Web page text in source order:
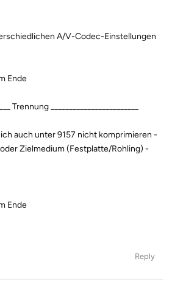
A/V-Codec-Einstellungen
Ende
Trennung ________________________
auch unter 9157 nicht komprimieren -
Zielmedium (Festplatte/Rohling) -
Ende
Reply